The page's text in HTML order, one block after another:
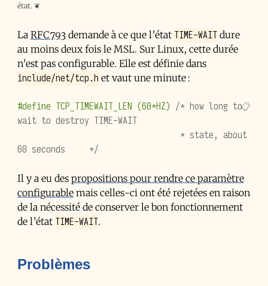
état. ❦
La RFC 793demande à ce que l’état TIME-WAITdure
au moins deux fois le MSL. Sur Linux, cette durée
n’est pas configurable. Elle est définie dans
include/net/tcp.h et vaut une minute :
#define TCP_TIMEWAIT_LEN (60*HZ) /* how long to
wait to destroy TIME-WAIT
60 seconds     */
Il y a eu des propositions pour rendre ce paramètre
configurablemais celles-ci ont été rejetées en raison
de la nécessité de conserver le bon fonctionnement
de l’état TIME-WAIT.
Problèmes